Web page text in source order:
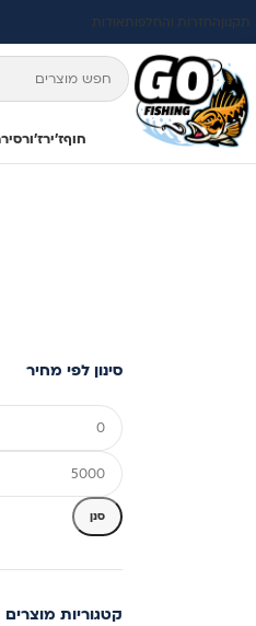
תקנוןהחזרות והחלפותאודות
חוףז'ירז'ור
סינון לפי מחיר
סנן
קטגוריות מוצרים